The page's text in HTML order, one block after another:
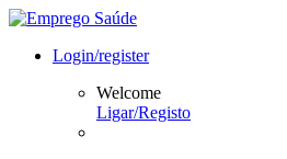
Login/register
Welcome
Ligar/Registo